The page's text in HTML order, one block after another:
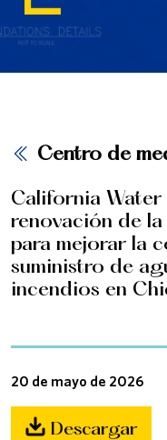
Centro de
California
renovación de
para mejorar la
suministro de
incendios en
20 de mayo de 2026
Descargar